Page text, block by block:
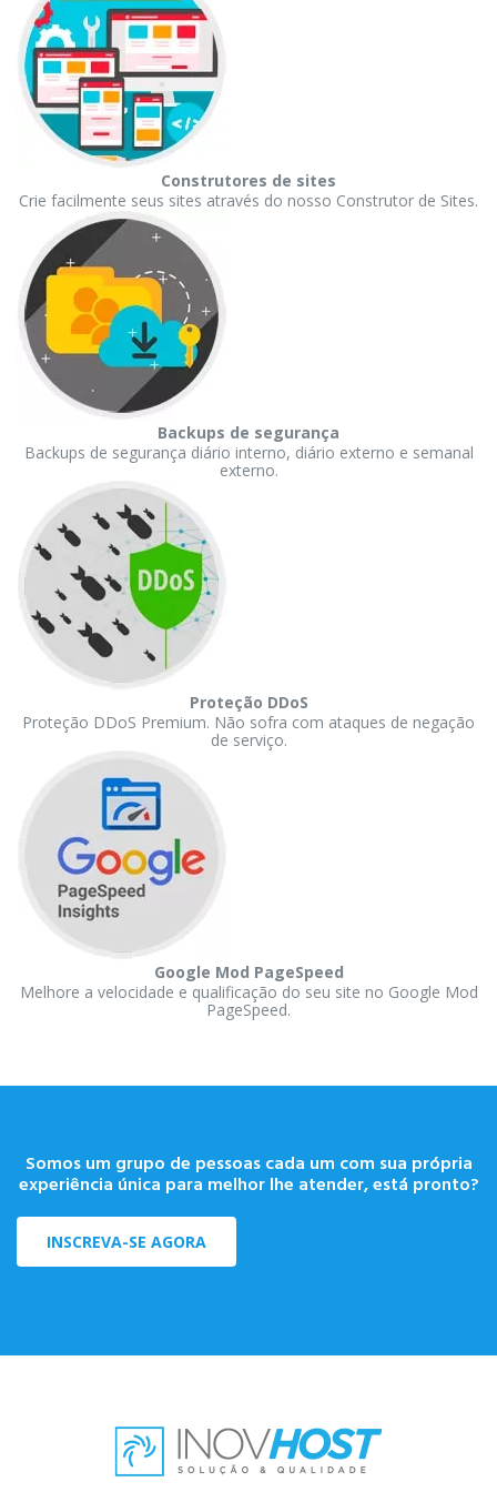
Construtores de sites
Crie facilmente seus sites através do nosso Construtor de Sites.
Backups de segurança
Backups de segurança diário interno, diário externo e semanal
externo.
Proteção DDoS
Proteção DDoS Premium. Não sofra com ataques de negação
de serviço.
Google Mod PageSpeed
Melhore a velocidade e qualificação do seu site no Google Mod
PageSpeed.
Somos um grupo de pessoas cada um com sua própria
experiência única para melhor lhe atender, está pronto?
INSCREVA-SE AGORA